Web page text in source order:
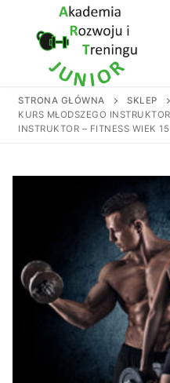
STRONA GŁÓWNA
SKLEP
KURS MŁODSZEGO
INSTRUKTOR – FITNESS WIEK